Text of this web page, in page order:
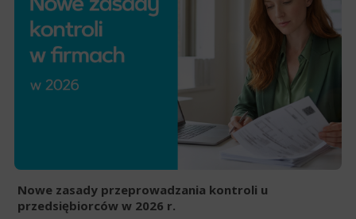
Nowe zasady przeprowadzania kontroli u
przedsiębiorców w 2026 r.